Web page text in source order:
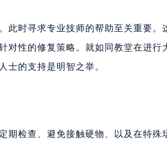
此时寻求专业技师的帮助至关重要。
对性的修复策略。就如同教堂在进行
士的支持是明智之举。
期检查、避免接触硬物、以及在特殊